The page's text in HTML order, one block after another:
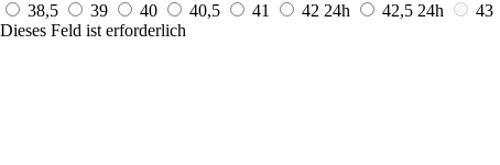
38,5
39 40 40,5 41 42 24h 42,5 24h 43
Dieses Feld ist erforderlich